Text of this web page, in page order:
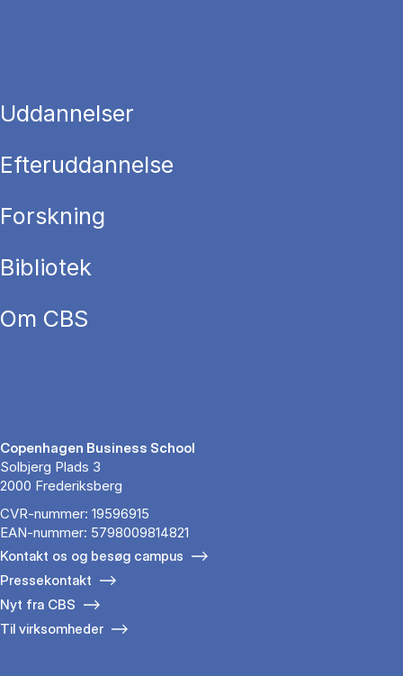
Uddannelser
Efteruddannelse
Forskning
Bibliotek
Om CBS
Copenhagen Business School
Solbjerg Plads 3
2000 Frederiksberg
CVR-nummer: 19596915
EAN-nummer: 5798009814821
Kontakt os og besøg campus
Pressekontakt
Nyt fra CBS
Til virksomheder